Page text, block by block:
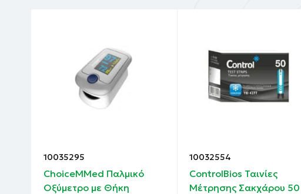
Βαμβακοφόρος στυλεός μίας χρήσης.
Εγχειρίδιο χρήσης.
10035295
ChoiceMMed Παλμικό
Οξύμετρο με Θήκη
10032554
ControlBios Ταινίες
Μέτρησης Σακχάρου 50